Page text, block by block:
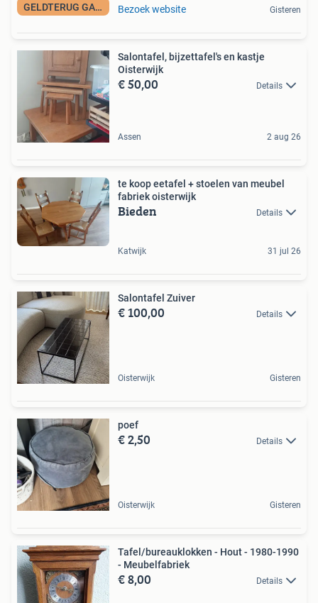
GELDTERUG GARANTIE Bezoek website Gisteren
Salontafel, bijzettafel's en kastje
Oisterwijk
€ 50,00 Details
Assen 2 aug 26
te koop eetafel + stoelen van meubel
fabriek oisterwijk
Bieden Details
Katwijk 31 jul 26
Salontafel Zuiver
€ 100,00 Details
Oisterwijk Gisteren
poef
€ 2,50 Details
Oisterwijk Gisteren
Tafel/bureauklokken - Hout - 1980-1990
- Meubelfabriek
€ 8,00 Details